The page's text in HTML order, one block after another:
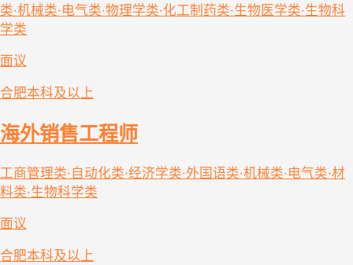
类·机械类·电气类·物理学类·化工制药类·生物医学类·生物科
学类
面议
合肥本科及以上
海外销售工程师
工商管理类·自动化类·经济学类·外国语类·机械类·电气类·材
料类·生物科学类
面议
合肥本科及以上